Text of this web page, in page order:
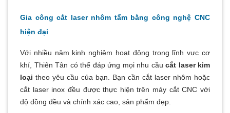
Gia công cắt laser nhôm tấm bằng công nghệ CNC
hiện đại
Với nhiều năm kinh nghiệm hoạt động trong lĩnh vực cơ
khí, Thiên Tân có thể đáp ứng mọi nhu cầu cắt laser kim
loại theo yêu cầu của bạn. Bạn cần cắt laser nhôm hoặc
cắt laser inox đều được thực hiện trên máy cắt CNC với
độ đồng đều và chính xác cao, sản phẩm đẹp.